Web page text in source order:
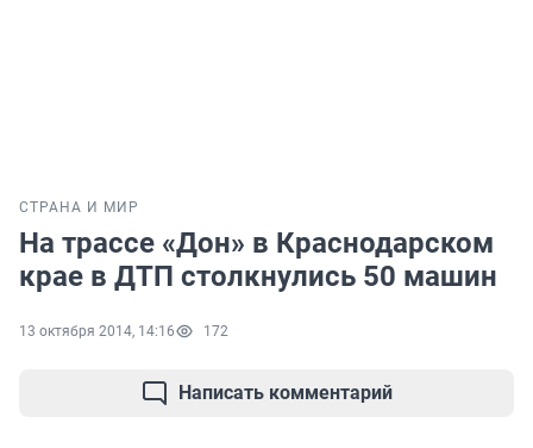
СТРАНА И МИР
На трассе «Дон» в Краснодарском
крае в ДТП столкнулись 50 машин
13 октября 2014, 14:16 172
Написать комментарий